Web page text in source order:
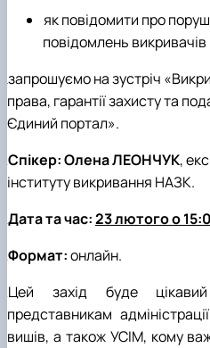
як повідомити про
повідомлень викривачів
запрошуємо на зустріч
права, гарантії захисту та
Єдиний портал».
Спікер:Олена ЛЕОНЧУК,
інституту викривання НАЗК.
Дата та час:23 лютого о
Формат:онлайн.
Цей захід буде
представникам
вишів, а також УСІМ, кому